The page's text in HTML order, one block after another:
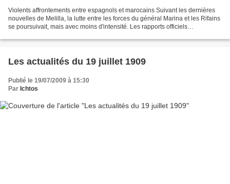
Violents affrontements entre espagnols et marocains Suivant les dernières
nouvelles de Melilla, la lutte entre les forces du général Marina et les Rifains
se poursuivait, mais avec moins d'intensité. Les rapports officiels
Les actualités du 19 juillet 1909
Publié le 19/07/2009 à 15:30
Par Ichtos